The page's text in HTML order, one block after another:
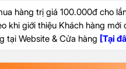
hàng trị giá 100.000đ cho
khi giới thiệu Khách hàng mới
tại Website & Cửa hàng [Tại